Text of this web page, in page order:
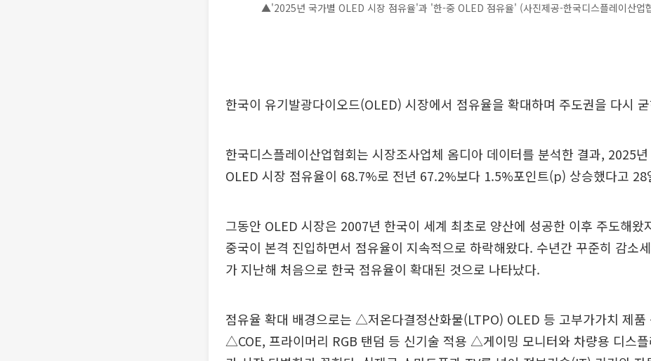
▲'2025년 국가별 OLED 시장 점유율'과 '한-중 OLED 점유율' (사진제공-한국디스플레이산업
한국이 유기발광다이오드(OLED) 시장에서 점유율을 확대하며 주도권을 다시
한국디스플레이산업협회는 시장조사업체 옴디아 데이터를 분석한 결과, 2025년
OLED 시장 점유율이 68.7%로 전년 67.2%보다 1.5%포인트(p) 상승했다고 28
그동안 OLED 시장은 2007년 한국이 세계 최초로 양산에 성공한 이후 주도해왔
중국이 본격 진입하면서 점유율이 지속적으로 하락해왔다. 수년간 꾸준히 감소
가 지난해 처음으로 한국 점유율이 확대된 것으로 나타났다.
점유율 확대 배경으로는 △저온다결정산화물(LTPO) OLED 등 고부가가치 제품
△COE, 프라이머리 RGB 탠덤 등 신기술 적용 △게이밍 모니터와 차량용 디스